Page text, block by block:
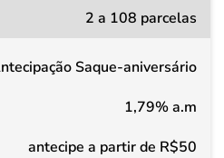
2 a 108 parcelas
Saque-aniversário
1,79% a.m
antecipe a partir de R$50